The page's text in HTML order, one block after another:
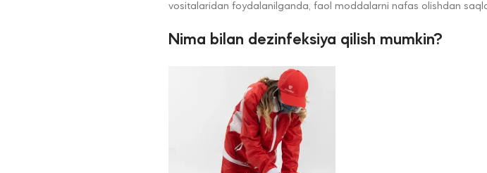
vositalaridan foydalanilganda, faol moddalarni nafas olishdan
Nima bilan dezinfeksiya qilish mumkin?